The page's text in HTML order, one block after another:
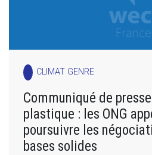
CLIMAT GENRE
Communiqué de
plastique : les ONG
poursuivre les
bases solides